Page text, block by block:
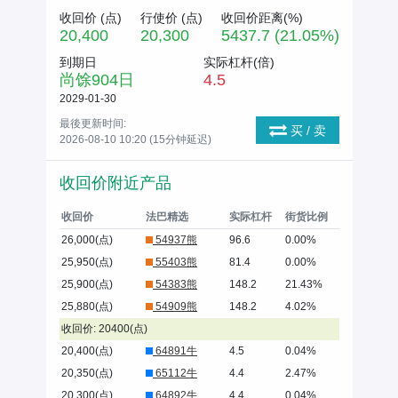
收回价 (点)
20,400
行使价 (点)
20,300
收回价距离(%)
5437.7 (21.05%)
到期日
尚馀904日
2029-01-30
实际杠杆(倍)
4.5
最後更新时间:
2026-08-10 10:20 (15分钟延迟)
买 / 卖
收回价附近产品
收回价 法巴精选 实际杠杆
街货比例
26,000(点)
54937熊 96.6
0.00%
25,950(点)
55403熊 81.4
0.00%
25,900(点)
54383熊 148.2
21.43%
25,880(点)
54909熊 148.2
4.02%
收回价: 20400(点)
20,400(点)
64891牛 4.5
0.04%
20,350(点)
65112牛 4.4
2.47%
20,300(点)
64892牛 4.4 0.04%